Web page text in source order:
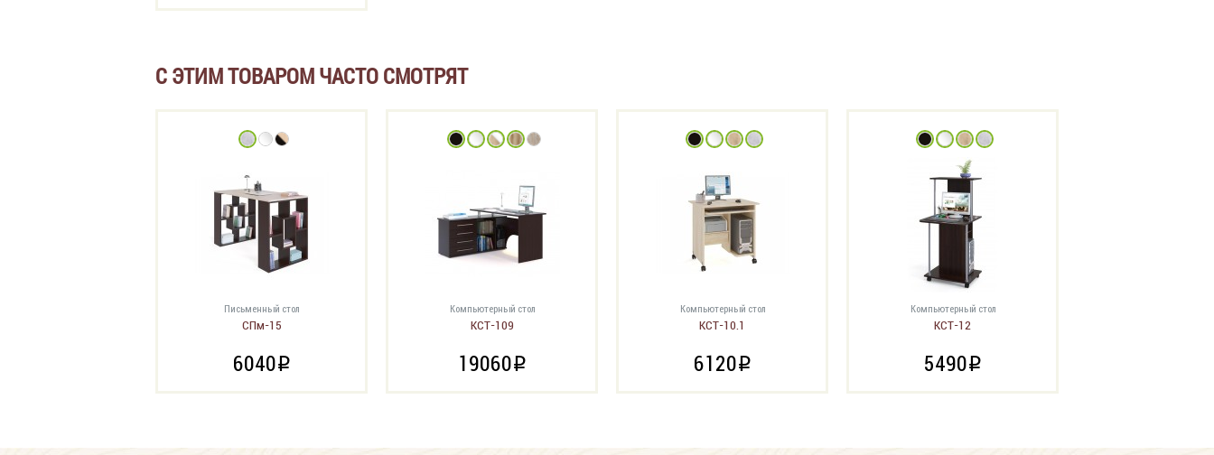
С ЭТИМ ТОВАРОМ ЧАСТО СМОТРЯТ
Письменный стол
СПм-15
6040i
Компьютерный стол
КСТ-109
19060i
Компьютерный стол
КСТ-10.1
6120i
Компьютерный стол
КСТ-12
5490i